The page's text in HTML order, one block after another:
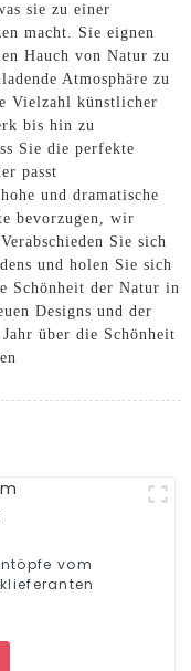
sie zu einer
macht. Sie eignen
Hauch von Natur zu
Atmosphäre zu
Vielzahl künstlicher
bis hin zu
Sie die perfekte
passt
und dramatische
bevorzugen, wir
Sie sich
und holen Sie sich
Schönheit der Natur in
Designs und der
über die Schönheit
vom